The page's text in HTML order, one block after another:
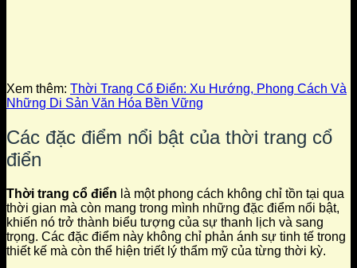
Xem thêm: Thời Trang Cổ Điển: Xu Hướng, Phong Cách Và
Những Di Sản Văn Hóa Bền Vững
Các đặc điểm nổi bật của thời trang cổ
điển
Thời trang cổ điển là một phong cách không chỉ tồn tại qua
thời gian mà còn mang trong mình những đặc điểm nổi bật,
khiến nó trở thành biểu tượng của sự thanh lịch và sang
trọng. Các đặc điểm này không chỉ phản ánh sự tinh tế trong
thiết kế mà còn thể hiện triết lý thẩm mỹ của từng thời kỳ.